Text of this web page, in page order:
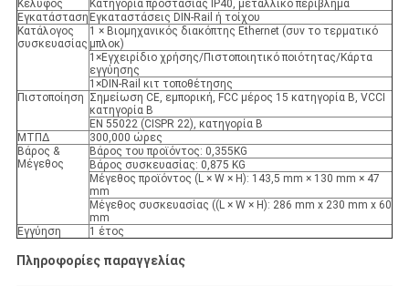
Κέλυφος
Κατηγορία προστασίας IP40, μεταλλικό περίβλημα
Εγκατάσταση Εγκαταστάσεις DIN-Rail ή τοίχου
Κατάλογος
συσκευασίας
1 × Βιομηχανικός διακόπτης Ethernet (συν το τερματικό
μπλοκ)
1×Εγχειρίδιο χρήσης/Πιστοποιητικό ποιότητας/Κάρτα
εγγύησης
1×DIN-Rail κιτ τοποθέτησης
Πιστοποίηση Σημείωση CE, εμπορική, FCC μέρος 15 κατηγορία Β, VCCI
κατηγορία Β
EN 55022 (CISPR 22), κατηγορία Β
ΜΤΠΔ
300,000 ώρες
Βάρος &
Μέγεθος
Βάρος του προϊόντος: 0,355KG
Βάρος συσκευασίας: 0,875 KG
Μέγεθος προϊόντος (L × W × H): 143,5 mm × 130 mm × 47
mm
Μέγεθος συσκευασίας ((L × W × H): 286 mm x 230 mm x 60
mm
Εγγύηση
1 έτος
Πληροφορίες παραγγελίας